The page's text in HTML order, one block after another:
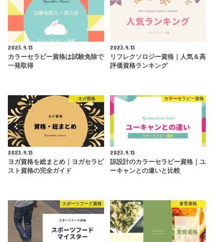
2023.9.13
カラーセラピー資格は試験免除で
一発取得
2023.9.13
リフレクソロジー資格｜人気＆高
評価資格ランキング
ヨガ資格
2023.9.13
ヨガ資格を総まとめ｜ヨガセラピ
スト資格の完全ガイド
カラーセラピー資格
2023.9.13
諒設計のカラーセラピー資格｜ユ
ーキャンとの違いと比較
スポーツフード資格 食育資格